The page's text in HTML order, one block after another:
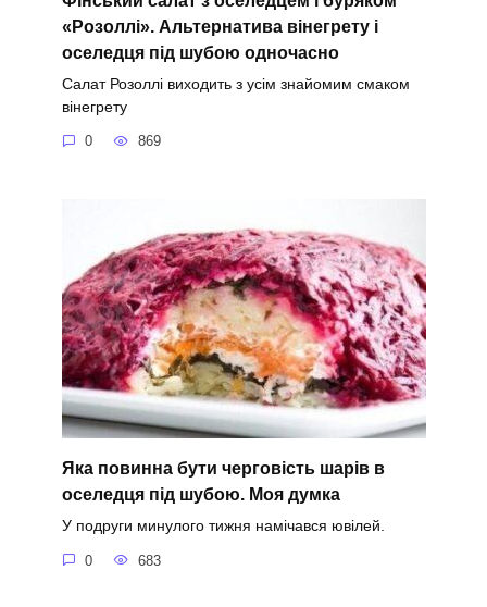
«Розоллі». Альтернатива вінегрету і
оселедця під шубою одночасно
Салат Розоллі виходить з усім знайомим смаком
вінегрету
0 869
Яка повинна бути черговість шарів в
оселедця під шубою. Моя думка
У подруги минулого тижня намічався ювілей.
0 683